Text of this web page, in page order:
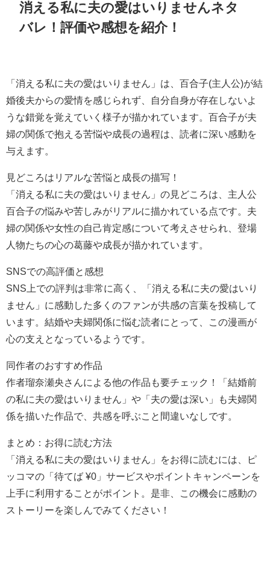
消える私に夫の愛はいりませんネタ
バレ！評価や感想を紹介！
「消える私に夫の愛はいりません」は、百合子(主人公)が結
婚後夫からの愛情を感じられず、自分自身が存在しないよ
うな錯覚を覚えていく様子が描かれています。百合子が夫
婦の関係で抱える苦悩や成長の過程は、読者に深い感動を
与えます。
見どころはリアルな苦悩と成長の描写！
「消える私に夫の愛はいりません」の見どころは、主人公
百合子の悩みや苦しみがリアルに描かれている点です。夫
婦の関係や女性の自己肯定感について考えさせられ、登場
人物たちの心の葛藤や成長が描かれています。
SNSでの高評価と感想
SNS上での評判は非常に高く、「消える私に夫の愛はいり
ません」に感動した多くのファンが共感の言葉を投稿して
います。結婚や夫婦関係に悩む読者にとって、この漫画が
心の支えとなっているようです。
同作者のおすすめ作品
作者瑠奈瀬央さんによる他の作品も要チェック！「結婚前
の私に夫の愛はいりません」や「夫の愛は深い」も夫婦関
係を描いた作品で、共感を呼ぶこと間違いなしです。
まとめ：お得に読む方法
「消える私に夫の愛はいりません」をお得に読むには、ピ
ッコマの「待てば ¥0」サービスやポイントキャンペーンを
上手に利用することがポイント。是非、この機会に感動の
ストーリーを楽しんでみてください！